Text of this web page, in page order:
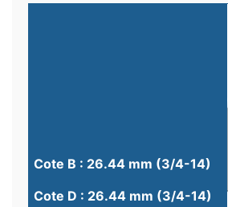
Cote B : 26.44 mm (3/4-14)
Cote D : 26.44 mm (3/4-14)